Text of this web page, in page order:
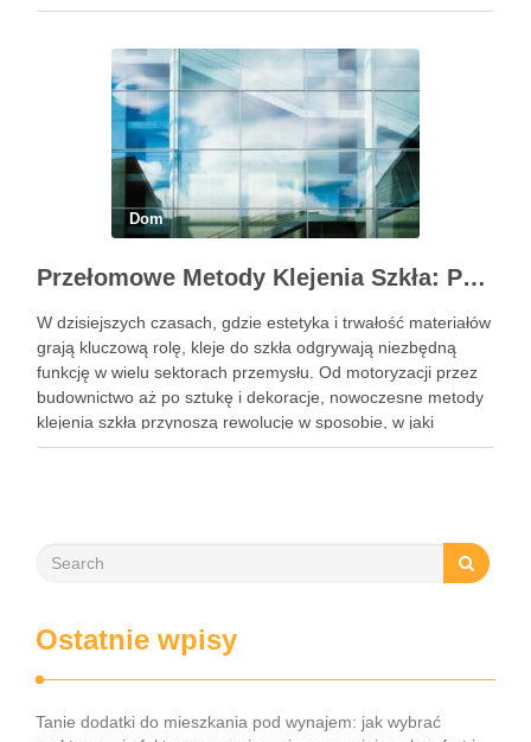
jego doświadczenia czy kondycji finansowej, ale również
inwestycji. …
Dom
Przełomowe Metody Klejenia Szkła: Przewodnik po Nowoczesnych Rozwiązaniach
W dzisiejszych czasach, gdzie estetyka i trwałość materiałów
grają kluczową rolę, kleje do szkła odgrywają niezbędną
funkcję w wielu sektorach przemysłu. Od motoryzacji przez
budownictwo aż po sztukę i dekoracje, nowoczesne metody
klejenia szkła przynoszą rewolucję w sposobie, w jaki
materiały te są łączone, zapewniając zarówno siłę, jak i
Ostatnie wpisy
Tanie dodatki do mieszkania pod wynajem: jak wybrać